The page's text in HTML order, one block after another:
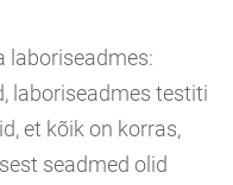
laboriseadmes:
laboriseadmes testiti
et kõik on korras,
seadmed olid